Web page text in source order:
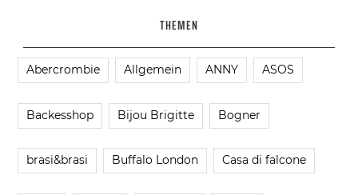
THEMEN
Abercrombie Allgemein ANNY ASOS
Backesshop Bijou Brigitte Bogner
brasi&brasi Buffalo London Casa di falcone